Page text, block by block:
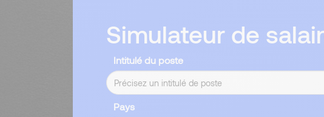
Simulateur de
Intitulé du poste
Pays